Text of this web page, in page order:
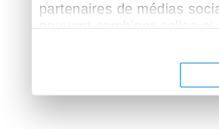
partenaires de médias